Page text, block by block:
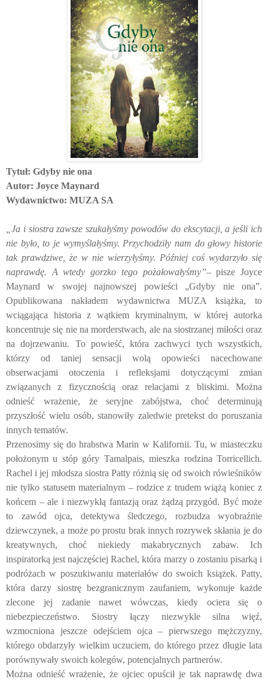
Tytuł: Gdyby nie ona
Autor: Joyce Maynard
Wydawnictwo: MUZA SA
„Ja i siostra zawsze szukałyśmy powodów do ekscytacji, a jeśli ich
nie było, to je wymyślałyśmy. Przychodziły nam do głowy historie
tak prawdziwe, że w nie wierzyłyśmy. Później coś wydarzyło się
naprawdę. A wtedy gorzko tego pożałowałyśmy”– pisze Joyce
Maynard w swojej najnowszej powieści „Gdyby nie ona”.
Opublikowana nakładem wydawnictwa MUZA książka, to
wciągająca historia z wątkiem kryminalnym, w której autorka
koncentruje się nie na morderstwach, ale na siostrzanej miłości oraz
na dojrzewaniu. To powieść, która zachwyci tych wszystkich,
którzy od taniej sensacji wolą opowieści nacechowane
obserwacjami otoczenia i refleksjami dotyczącymi zmian
związanych z fizycznością oraz relacjami z bliskimi. Można
odnieść wrażenie, że seryjne zabójstwa, choć determinują
przyszłość wielu osób, stanowiły zaledwie pretekst do poruszania
innych tematów.
Przenosimy się do hrabstwa Marin w Kalifornii. Tu, w miasteczku
położonym u stóp góry Tamalpais, mieszka rodzina Torricellich.
Rachel i jej młodsza siostra Patty różnią się od swoich rówieśników
nie tylko statusem materialnym – rodzice z trudem wiążą koniec z
końcem – ale i niezwykłą fantazją oraz żądzą przygód. Być może
to zawód ojca, detektywa śledczego, rozbudza wyobraźnie
dziewczynek, a może po prostu brak innych rozrywek skłania je do
kreatywnych, choć niekiedy makabrycznych zabaw. Ich
inspiratorką jest najczęściej Rachel, która marzy o zostaniu pisarką i
podróżach w poszukiwaniu materiałów do swoich książek. Patty,
która darzy siostrę bezgranicznym zaufaniem, wykonuje każde
zlecone jej zadanie nawet wówczas, kiedy ociera się o
niebezpieczeństwo. Siostry łączy niezwykle silna więź,
wzmocniona jeszcze odejściem ojca – pierwszego mężczyzny,
którego obdarzyły wielkim uczuciem, do którego przez długie lata
porównywały swoich kolegów, potencjalnych partnerów.
Można odnieść wrażenie, że ojciec opuścił je tak naprawdę dwa